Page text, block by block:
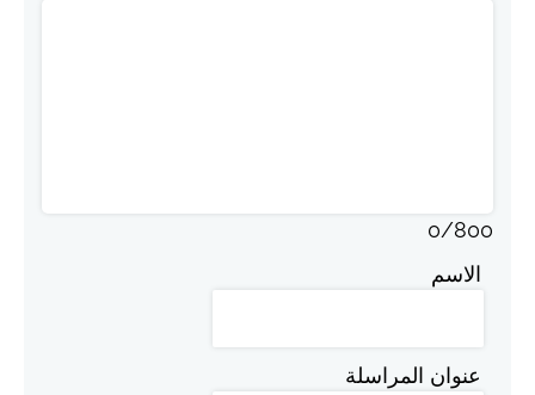
0/800
الاسم
عنوان المراسلة